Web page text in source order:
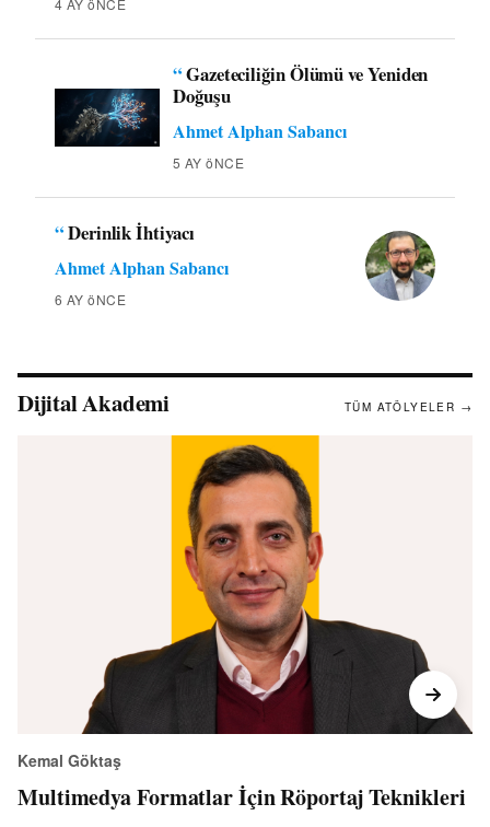
“Gazeteciliğin Ölümü ve Yeniden
Doğuşu
Ahmet Alphan Sabancı
5 AY öNCE
“Derinlik İhtiyacı
Ahmet Alphan Sabancı
6 AY öNCE
Dijital Akademi TÜM ATÖLYELER →
Kemal Göktaş
Multimedya Formatlar İçin Röportaj Teknikleri